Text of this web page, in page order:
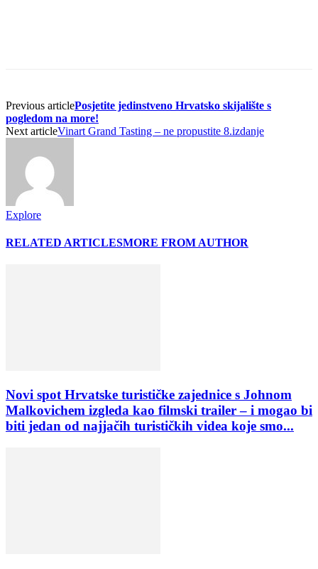
Previous articlePosjetite jedinstveno Hrvatsko skijalište s
pogledom na more!
Next articleVinart Grand Tasting – ne propustite 8.izdanje
Explore
RELATED ARTICLESMORE FROM AUTHOR
Novi spot Hrvatske turističke zajednice s Johnom
Malkovichem izgleda kao filmski trailer – i mogao bi
biti jedan od najjačih turističkih videa koje smo...